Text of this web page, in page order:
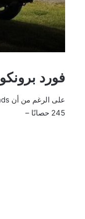
فورد برونكو
على الرغم من أن Badlands
245 حصانًا –